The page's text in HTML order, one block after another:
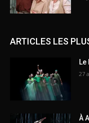
ARTICLES LES
27
À